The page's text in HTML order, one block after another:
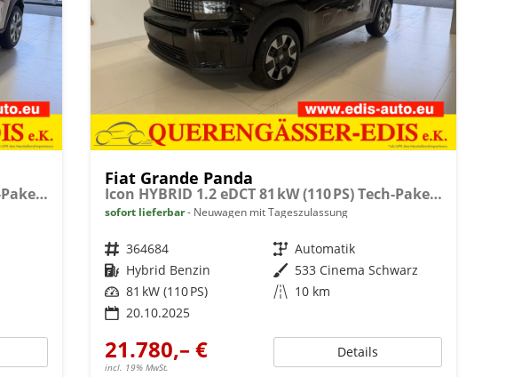
Icon HYBRID 1.2 eDCT 81 kW (110 PS) Tech-Paket, Navigationssystem, Klimaautomatik, höhenverstellbarer Fahrersitz, Radio, DAB, Touchscreen, Einparkhilfe vorne und hinten, Rückfahrkamera, Regensensor, Tempomat, Volldigitales Kombiinstrument, uvm.
Fiat Grande Panda
Icon HYBRID 1.2 eDCT 81 kW (110 PS) Tech-Paket, Navigationssystem, Klimaautomatik, höhenverstellbarer Fahrersitz, Radio, DAB, Touchscreen, Einparkhilfe vorne und hinten, Rückfahrkamera, Regensensor, Tempomat, Volldigitales Kombiinstrument, uvm.
sofort lieferbar Neuwagen mit Tageszulassung
Fahrzeugnr. 364684 Getriebe Automatik
Kraftstoff Hybrid Benzin Außenfarbe 533 Cinema Schwarz
Leistung 81 kW (110 PS) Kilometerstand 10 km
20.10.2025
21.780,– €
incl. 19% MwSt.
Details